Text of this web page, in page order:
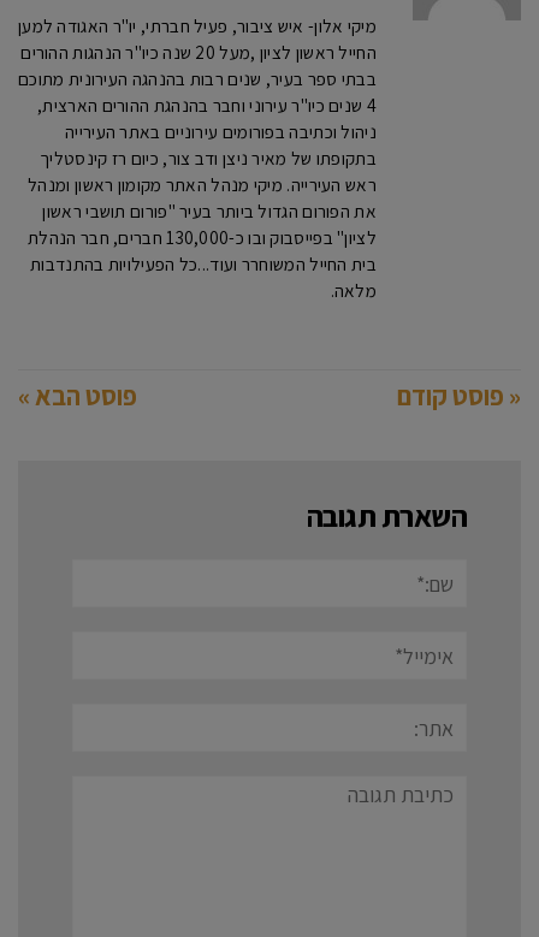
מיקי אלון- איש ציבור, פעיל חברתי, יו"ר האגודה למען
החייל ראשון לציון ,מעל 20 שנה כיו"ר הנהגות ההורים
בבתי ספר בעיר, שנים רבות בהנהגה העירונית מתוכם
4 שנים כיו"ר עירוני וחבר בהנהגת ההורים הארצית,
ניהול וכתיבה בפורומים עירוניים באתר העירייה
בתקופתו של מאיר ניצן ודב צור, כיום רז קינסטליך
ראש העירייה. מיקי מנהל האתר מקומון ראשון ומנהל
את הפורום הגדול ביותר בעיר "פורום תושבי ראשון
לציון" בפייסבוק ובו כ-130,000 חברים, חבר הנהלת
בית החייל המשוחרר ועוד...כל הפעילויות בהתנדבות
מלאה.
« פוסט קודם פוסט הבא »
השארת תגובה
תגובה